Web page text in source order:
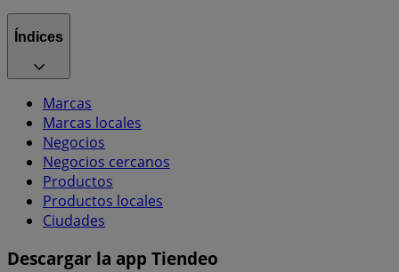
Índices
Marcas
Marcas locales
Negocios
Negocios cercanos
Productos
Productos locales
Ciudades
Descargar la app Tiendeo